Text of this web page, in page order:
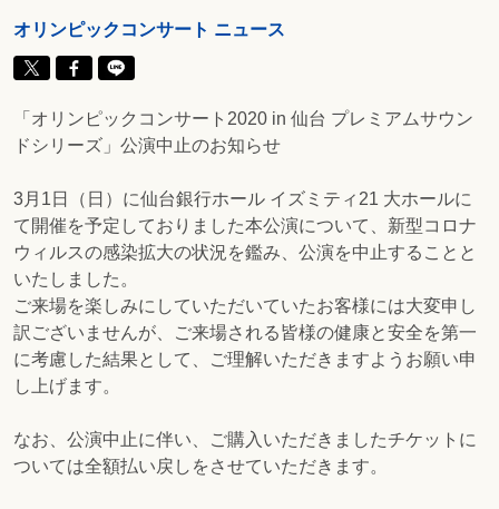
オリンピックコンサート ニュース
「オリンピックコンサート2020 in 仙台 プレミアムサウン
ドシリーズ」公演中止のお知らせ
3月1日（日）に仙台銀行ホール イズミティ21 大ホールに
て開催を予定しておりました本公演について、新型コロナ
ウィルスの感染拡大の状況を鑑み、公演を中止することと
いたしました。
ご来場を楽しみにしていただいていたお客様には大変申し
訳ございませんが、ご来場される皆様の健康と安全を第一
に考慮した結果として、ご理解いただきますようお願い申
し上げます。
なお、公演中止に伴い、ご購入いただきましたチケットに
ついては全額払い戻しをさせていただきます。